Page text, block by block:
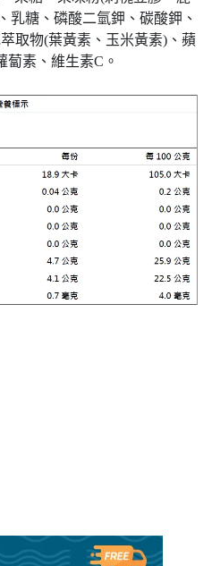
乳糖、磷酸二氫鉀、碳酸鉀、
取物(葉黃素、玉米黃素)、蘋
蔔素、維生素C。